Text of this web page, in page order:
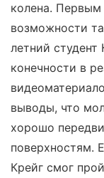
колена.
возможности
летний
конечности в
выводы, что
хорошо
поверхностям.
Крейг смог